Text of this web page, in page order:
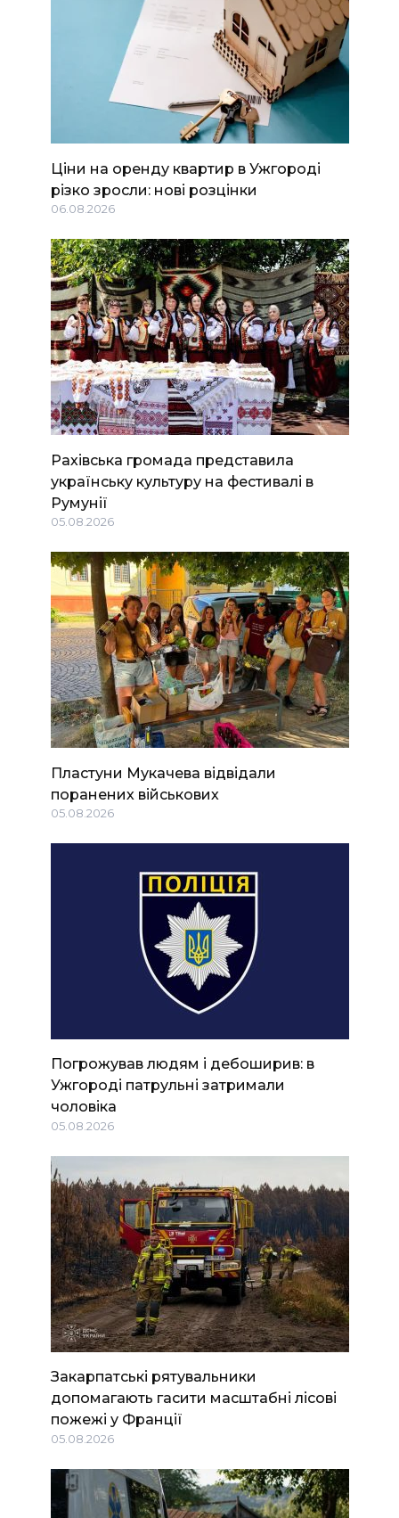
Ціни на оренду квартир в Ужгороді
різко зросли: нові розцінки
06.08.2026
Рахівська громада представила
українську культуру на фестивалі в
Румунії
05.08.2026
Пластуни Мукачева відвідали
поранених військових
05.08.2026
Погрожував людям і дебоширив: в
Ужгороді патрульні затримали
чоловіка
05.08.2026
Закарпатські рятувальники
допомагають гасити масштабні лісові
пожежі у Франції
05.08.2026